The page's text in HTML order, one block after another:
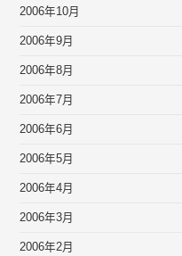
2006年10月
2006年9月
2006年8月
2006年7月
2006年6月
2006年5月
2006年4月
2006年3月
2006年2月